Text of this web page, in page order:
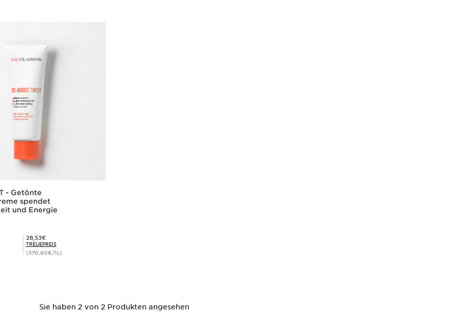
- Getönte
spendet
und Energie
Mitgliederpreis 28,53€
28,53€
TREUEPREIS
(570,60€/1L)
Sie haben 2 von 2 Produkten angesehen